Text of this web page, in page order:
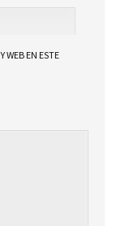
WEB EN ESTE